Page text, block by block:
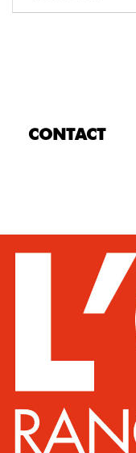
CONTACT